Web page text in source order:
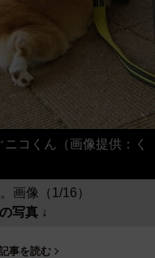
コくん（画像提供：く
画像（1/16）
写真 ↓
事を読む